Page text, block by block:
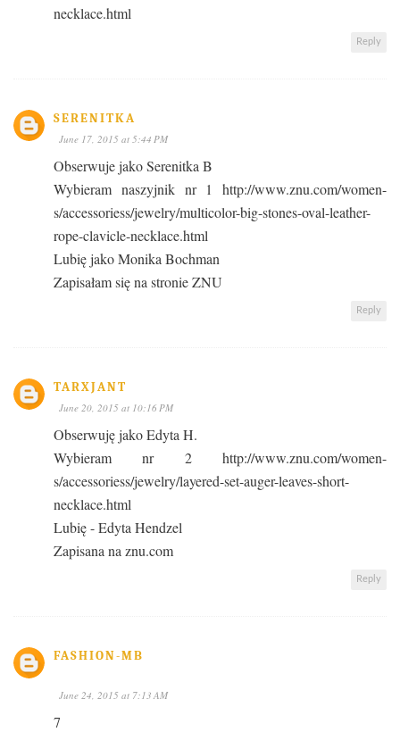
necklace.html
Reply
SERENITKA
June 17, 2015 at 5:44 PM
Obserwuje jako Serenitka B
Wybieram naszyjnik nr 1 http://www.znu.com/women-
s/accessoriess/jewelry/multicolor-big-stones-oval-leather-
rope-clavicle-necklace.html
Lubię jako Monika Bochman
Zapisałam się na stronie ZNU
Reply
TARXJANT
June 20, 2015 at 10:16 PM
Obserwuję jako Edyta H.
Wybieram nr 2 http://www.znu.com/women-
s/accessoriess/jewelry/layered-set-auger-leaves-short-
necklace.html
Lubię - Edyta Hendzel
Zapisana na znu.com
Reply
FASHION-MB
June 24, 2015 at 7:13 AM
7